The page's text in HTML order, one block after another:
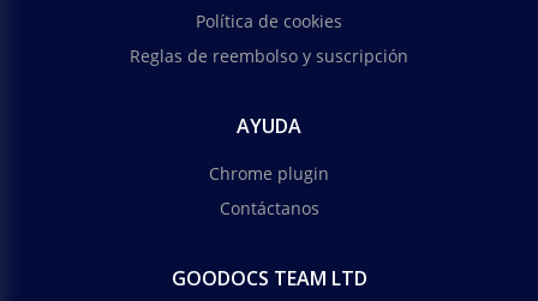
Política de cookies
Reglas de reembolso y suscripción
AYUDA
Chrome plugin
Contáctanos
GOODOCS TEAM LTD